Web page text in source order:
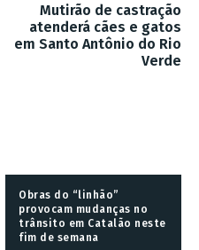
Mutirão de castração
atenderá cães e gatos
em Santo Antônio do Rio
Verde
Obras do “linhão”
provocam mudanças no
trânsito em Catalão neste
fim de semana